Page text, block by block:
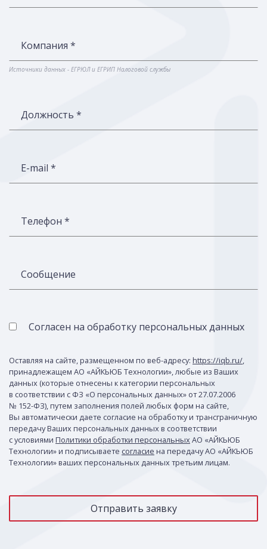
Компания *
Источники данных - ЕГРЮЛ и ЕГРИП Налоговой службы
Должность *
E-mail *
Телефон *
Сообщение
Согласен на обработку персональных данных
Оставляя на сайте, размещенном по веб-адресу: https://iqb.ru/,
принадлежащем АО «АЙКЬЮБ Технологии», любые из Ваших
данных (которые отнесены к категории персональных
в соответствии с ФЗ «О персональных данных» от 27.07.2006
№ 152-ФЗ), путем заполнения полей любых форм на сайте,
Вы автоматически даете согласие на обработку и трансграничную
передачу Ваших персональных данных в соответствии
с условиями Политики обработки персональныхАО «АЙКЬЮБ
Технологии» и подписываете согласие на передачу АО «АЙКЬЮБ
Технологии» ваших персональных данных третьим лицам.